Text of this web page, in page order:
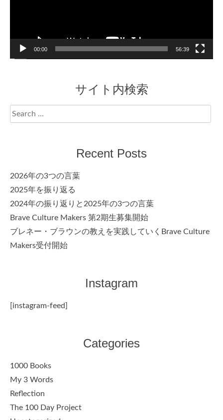
00:00 56:39
サイト内検索
Search
for:
Recent Posts
2026年の3つの言葉
2025年を振り返る
2024年の振り返りと2025年の3つの言葉
Brave Culture Makers 第2期生募集開始
ブレネー・ブラウンの教えを実践していくBrave Culture
Makers受付開始
Instagram
[instagram-feed]
Categories
1000 Books
My 3 Words
Reflection
The 100 Day Project